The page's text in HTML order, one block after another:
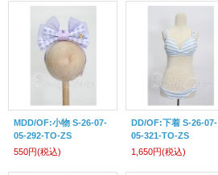
MDD/OF:小物 S-26-07-
05-292-TO-ZS
550円(税込)
DD/OF:下着 S-26-07-
05-321-TO-ZS
1,650円(税込)